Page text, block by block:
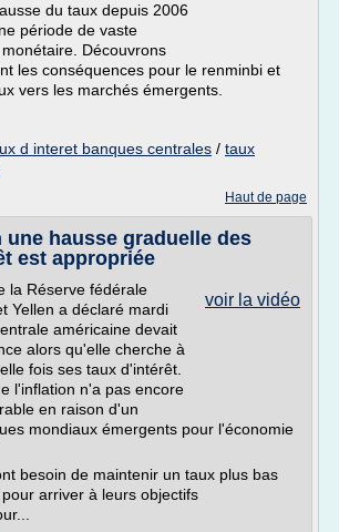
du taux depuis 2006
période de vaste
Découvrons
les conséquences pour le renminbi et
vers les marchés émergents.
d interet banques centrales / taux
Haut de page
une hausse graduelle des
est appropriée
voir la vidéo
la Réserve fédérale
Yellen a déclaré mardi
américaine devait
alors qu'elle cherche à
fois ses taux d'intérêt.
l'inflation n'a pas encore
en raison d'un
mondiaux émergents pour l'économie
besoin de maintenir un taux plus bas
arriver à leurs objectifs